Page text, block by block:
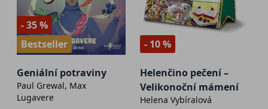
- 35 %
Bestseller
Geniální potraviny
Paul Grewal, Max
Lugavere
- 10 %
Helenčino pečení –
Velikonoční mámení
Helena Vybíralová